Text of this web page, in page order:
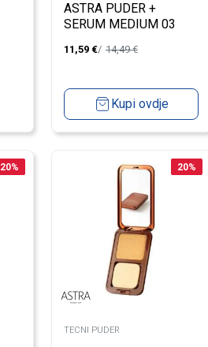
ASTRA PUDER +
SERUM MEDIUM 03
11,59 € 14,49€
Kupi ovdje
20% 20%
TECNI PUDER